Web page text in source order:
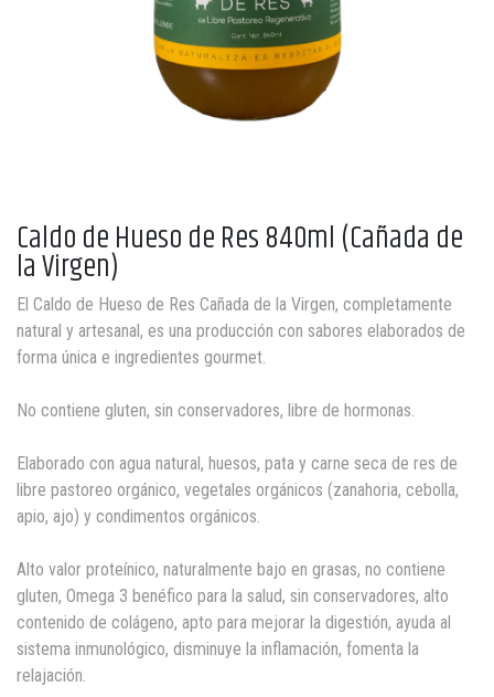
Caldo de Hueso de Res 840ml (Cañada de
la Virgen)
El Caldo de Hueso de Res Cañada de la Virgen, completamente
natural y artesanal, es una producción con sabores elaborados de
forma única e ingredientes gourmet.
No contiene gluten, sin conservadores, libre de hormonas.
Elaborado con agua natural, huesos, pata y carne seca de res de
libre pastoreo orgánico, vegetales orgánicos (zanahoria, cebolla,
apio, ajo) y condimentos orgánicos.
Alto valor proteínico, naturalmente bajo en grasas, no contiene
gluten, Omega 3 benéfico para la salud, sin conservadores, alto
contenido de colágeno, apto para mejorar la digestión, ayuda al
sistema inmunológico, disminuye la inflamación, fomenta la
relajación.